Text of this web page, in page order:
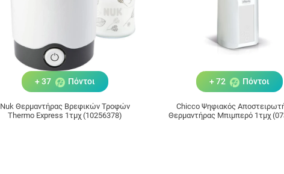
+ 37 Πόντοι
Nuk Θερμαντήρας Βρεφικών Τροφών
Τhermo Express 1τμχ (10256378)
+ 72 Πόντοι
Chicco Ψηφιακός
Θερμαντήρας Μπιμπερό 1τμχ